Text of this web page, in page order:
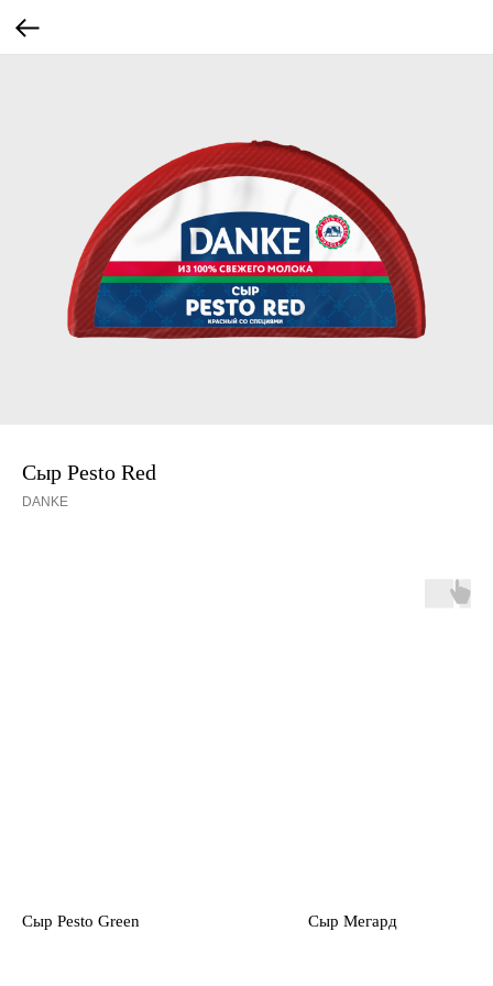
Сыр Pesto Red
DANKE
Сыр Pesto Green Сыр Мегард